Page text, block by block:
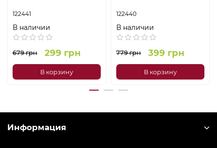
122441
В наличии
679 грн 299 грн
В корзину
122440
В наличии
779 грн 399 грн
В корзину
Информация